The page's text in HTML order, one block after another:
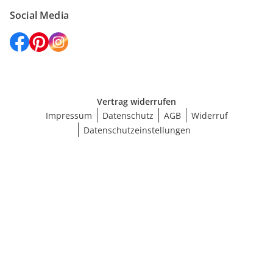
Social Media
Vertrag widerrufen
Impressum
Datenschutz AGB
Widerruf
Datenschutzeinstellungen